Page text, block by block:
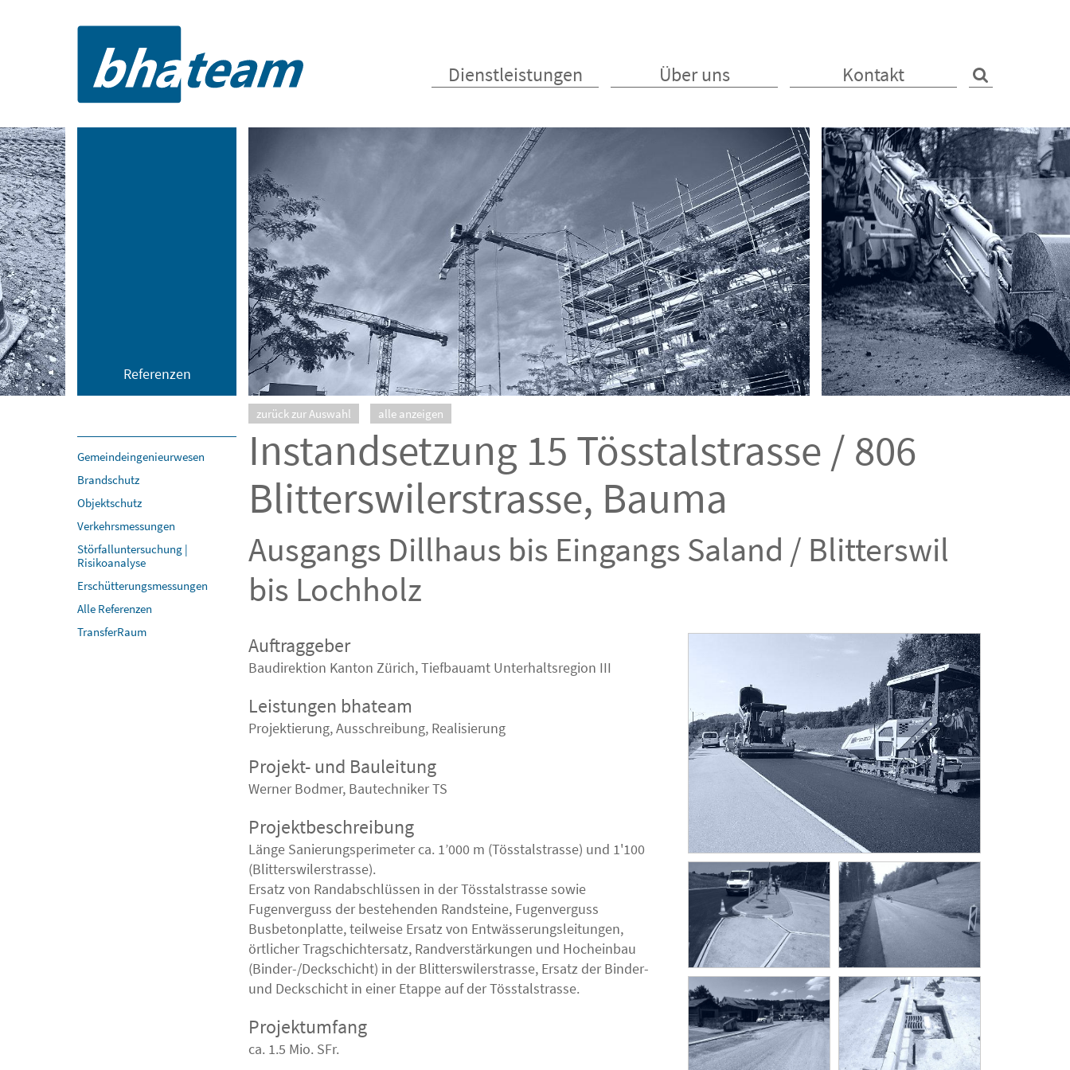
Dienstleistungen Über uns Kontakt
Referenzen
zurück zur Auswahl alle anzeigen
Gemeindeingenieurwesen
Brandschutz
Objektschutz
Verkehrsmessungen
Störfalluntersuchung |
Risikoanalyse
Erschütterungsmessungen
Alle Referenzen
TransferRaum
Instandsetzung 15 Tösstalstrasse / 806
Blitterswilerstrasse, Bauma
Ausgangs Dillhaus bis Eingangs Saland / Blitterswil
bis Lochholz
Auftraggeber
Baudirektion Kanton Zürich, Tiefbauamt Unterhaltsregion III
Leistungen bhateam
Projektierung, Ausschreibung, Realisierung
Projekt- und Bauleitung
Werner Bodmer, Bautechniker TS
Projektbeschreibung
Länge Sanierungsperimeter ca. 1’000 m (Tösstalstrasse) und 1'100
(Blitterswilerstrasse).
Ersatz von Randabschlüssen in der Tösstalstrasse sowie
Fugenverguss der bestehenden Randsteine, Fugenverguss
Busbetonplatte, teilweise Ersatz von Entwässerungsleitungen,
örtlicher Tragschichtersatz, Randverstärkungen und Hocheinbau
(Binder-/Deckschicht) in der Blitterswilerstrasse, Ersatz der Binder-
und Deckschicht in einer Etappe auf der Tösstalstrasse.
Projektumfang
ca. 1.5 Mio. SFr.